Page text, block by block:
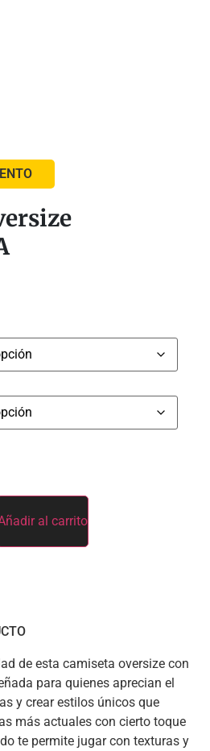
al carrito
de esta camiseta oversize con
para quienes aprecian el
y crear estilos únicos que
más actuales con cierto toque
te permite jugar con texturas y